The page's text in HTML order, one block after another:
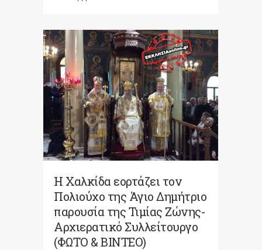
Η Χαλκίδα εορτάζει τον
Πολιούχο της Άγιο Δημήτριο
παρουσία της Τιμίας Ζώνης-
Αρχιερατικό Συλλείτουργο
(ΦΩΤΟ & BINTEO)